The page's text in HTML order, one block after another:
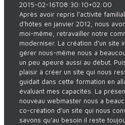
2015-02-16T08:30:10+02:00
Après avoir repris l’activité
d’hôtes en janvier 2012, nous
moi-même, retravailler notre
moderniser. La création d’un site
gérer nous-même nous a
un peu apeuré aussi au début.
plaisir à créer un site qui nous
guidait dans cette formation en
évaluant mes capacités. La
nouveau webmaster nous a
co-création d’un site qui nous
savons qu’au besoin il reste